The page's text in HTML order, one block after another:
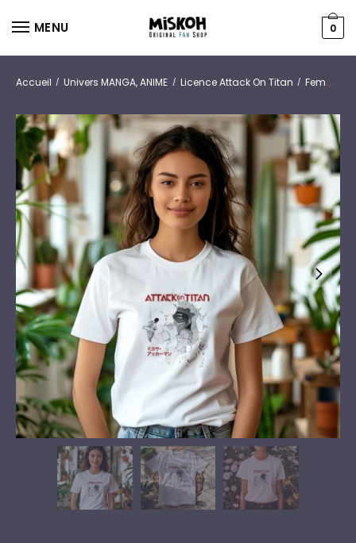
MENU 0
Accueil / Univers MANGA, ANIME / Licence Attack On Titan / Femmes